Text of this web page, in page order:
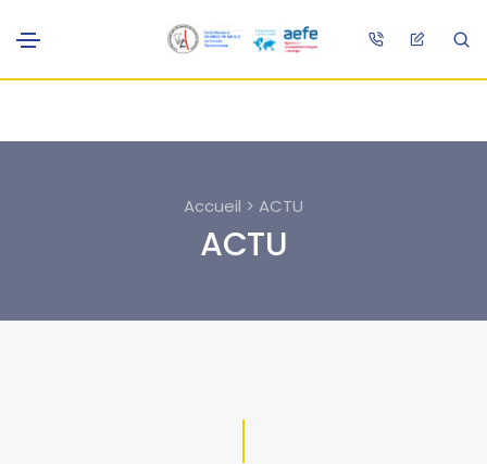
Accueil > ACTU
ACTU